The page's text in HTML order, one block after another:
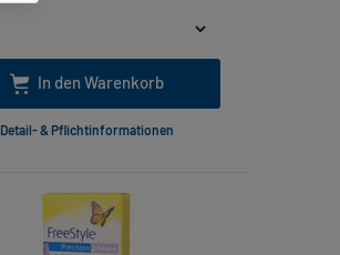
In den Warenkorb
Detail- & Pflichtinformationen